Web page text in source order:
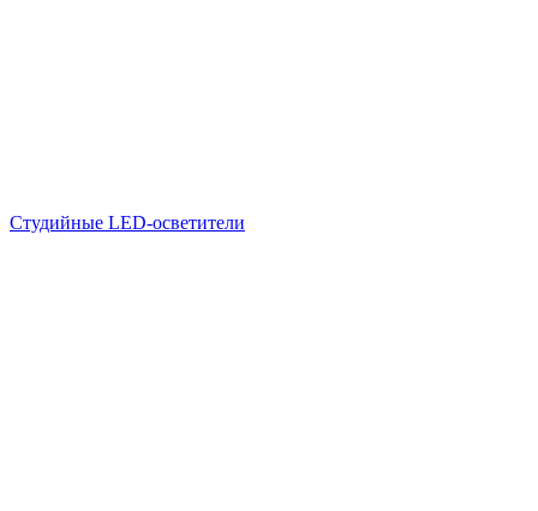
Студийные LED-осветители